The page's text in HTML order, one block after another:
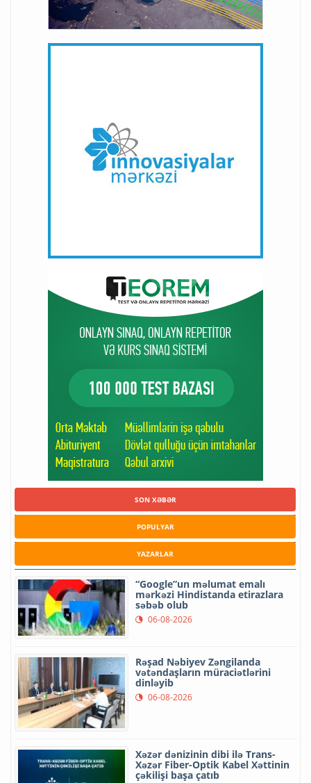
SON XƏBƏR
POPULYAR
YAZARLAR
“Google”un məlumat emalı
mərkəzi Hindistanda etirazlara
səbəb olub
06-08-2026
Rəşad Nəbiyev Zəngilanda
vətəndaşların müraciətlərini
dinləyib
06-08-2026
Xəzər dənizinin dibi ilə Trans-
Xəzər Fiber-Optik Kabel Xəttinin
çəkilişi başa çatıb